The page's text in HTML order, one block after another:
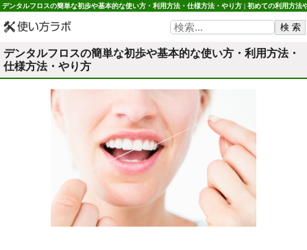
デンタルフロスの簡単な初歩や基本的な使い方・利用方法・仕様方法・やり方 | 初めての利用方法
デンタルフロスの簡単な初歩や基本的な使い方・利用方法・
仕様方法・やり方